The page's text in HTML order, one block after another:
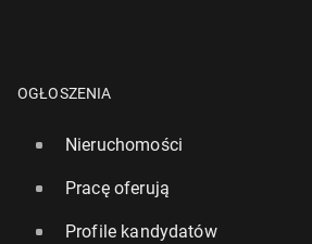
OGŁOSZENIA
Nieruchomości
Pracę oferują
Profile kandydatów